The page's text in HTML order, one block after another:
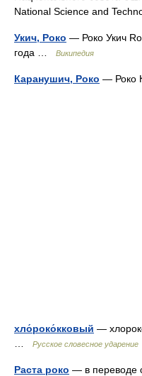
National Science and
Укич, Роко — Роко Укич
года …
Википедия
Каранушич, Роко — Роко
хло́роко́кковый —
Русское словесное ударение
Раста роко — в переводе